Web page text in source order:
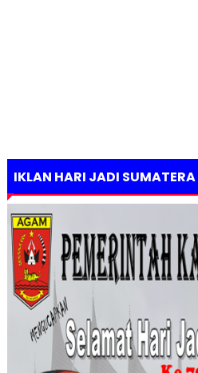
IKLAN HARI JADI